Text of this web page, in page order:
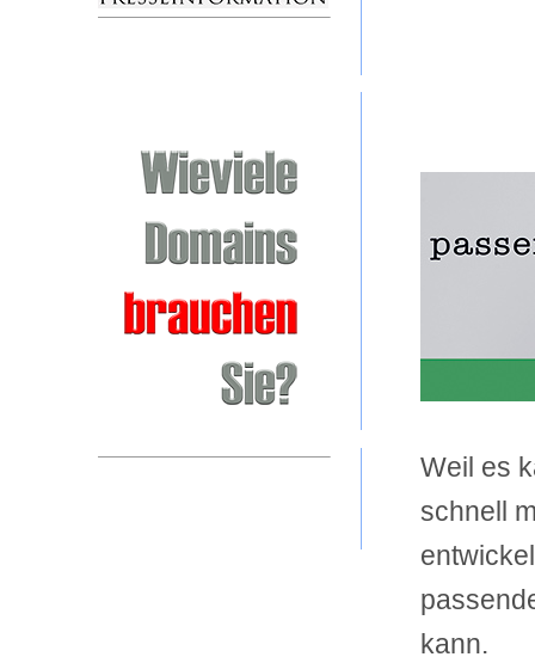
Weil es
schnell
kann.